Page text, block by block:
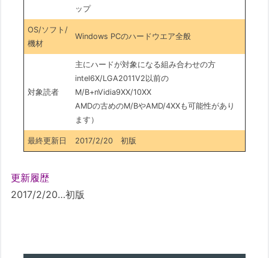
ップ
OS/ソフト/
機材
Windows PCのハードウエア全般
対象読者
主にハードが対象になる組み合わせの方
intel6X/LGA2011V2以前の
M/B+nVidia9XX/10XX
AMDの古めのM/BやAMD/4XXも可能性があり
ます）
最終更新日 2017/2/20 初版
更新履歴
2017/2/20…初版